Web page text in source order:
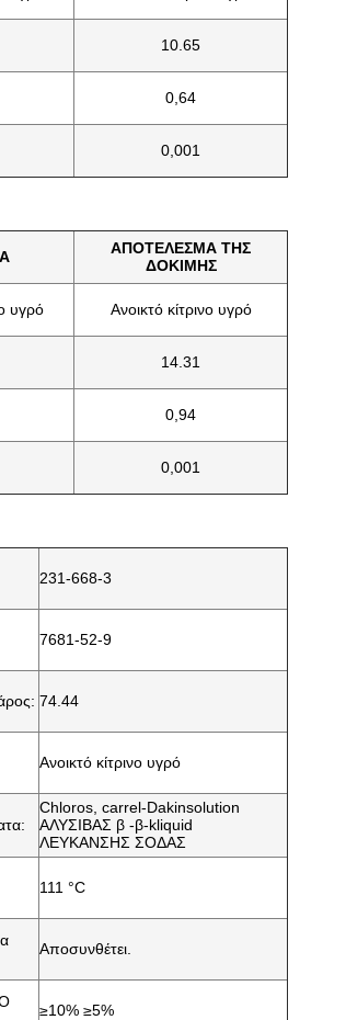
10.65
0,64
0,001
ΑΠΟΤΕΛΕΣΜΑ ΤΗΣ
ΔΟΚΙΜΗΣ
υγρό Ανοικτό κίτρινο υγρό
14.31
0,94
0,001
231-668-3
7681-52-9
74.44
Ανοικτό κίτρινο υγρό
Chloros, carrel-Dakinsolution
ΑΛΥΣΙΒΑΣ β -β-kliquid
ΛΕΥΚΑΝΣΗΣ ΣΟΔΑΣ
111 °C
Αποσυνθέτει.
≥10% ≥5%